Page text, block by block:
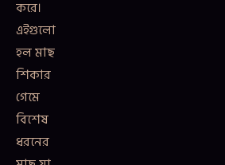
করে।
এইগুলো
হল মাছ
শিকার
গেমে
বিশেষ
ধরনের